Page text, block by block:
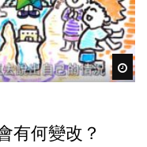
有何變改？